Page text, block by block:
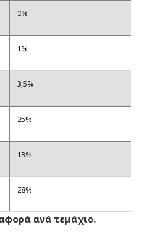
0%
1%
3,5%
25%
13%
28%
ανά τεμάχιο.